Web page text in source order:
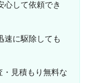
心して依頼でき
速に駆除しても
見積もり無料な